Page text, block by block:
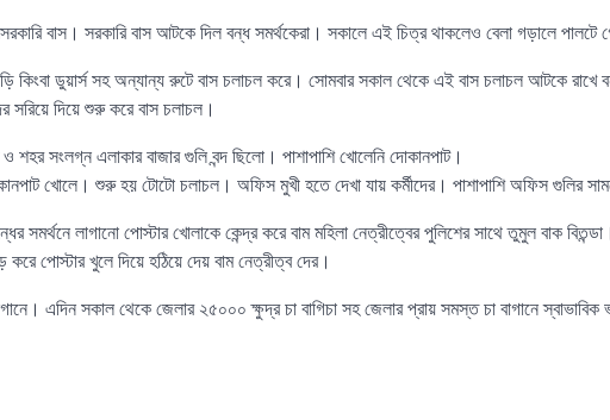
বাস। সরকারি বাস আটকে দিল বন্ধ সমর্থকেরা। সকালে এই চিত্র থাকলেও বেলা গড়ালে
কিংবা ডুয়ার্স সহ অন্যান্য রুটে বাস চলাচল করে। সোমবার সকাল থেকে এই বাস চলাচল আটকে
দিয়ে শুরু করে বাস চলাচল।
সংলগ্ন এলাকার বাজার গুলি বন্দ ছিলো। পাশাপাশি খোলেনি দোকানপাট।
খোলে। শুরু হয় টোটো চলাচল। অফিস মুখী হতে দেখা যায় কর্মীদের। পাশাপাশি অফিস গুলির
সমর্থনে লাগানো পোস্টার খোলাকে কেন্দ্র করে বাম মহিলা নেত্রীত্বের পুলিশের সাথে তুমুল বাক
পোস্টার খুলে দিয়ে হঠিয়ে দেয় বাম নেত্রীত্ব দের।
এদিন সকাল থেকে জেলার ২৫০০০ ক্ষুদ্র চা বাগিচা সহ জেলার প্রায় সমস্ত চা বাগানে স্বাভাবিক